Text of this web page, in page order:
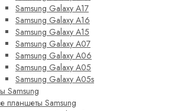
Samsung Galaxy A17
Samsung Galaxy A16
Samsung Galaxy A15
Samsung Galaxy A07
Samsung Galaxy A06
Samsung Galaxy A05
Samsung Galaxy A05s
Samsung
планшеты Samsung